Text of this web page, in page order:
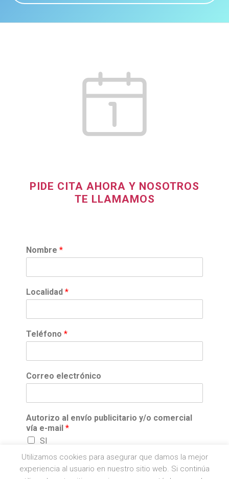
PIDE CITA AHORA Y NOSOTROS
TE LLAMAMOS
Nombre *
Localidad *
Teléfono *
Correo electrónico
Autorizo al envío publicitario y/o comercial
vía e-mail *
SI
Enviar
Utilizamos cookies para asegurar que damos la mejor
experiencia al usuario en nuestro sitio web. Si continúa